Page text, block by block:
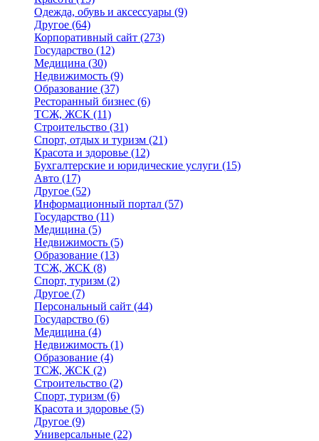
Одежда, обувь и аксессуары (9)
Другое (64)
Корпоративный сайт (273)
Государство (12)
Медицина (30)
Недвижимость (9)
Образование (37)
Ресторанный бизнес (6)
ТСЖ, ЖСК (11)
Строительство (31)
Спорт, отдых и туризм (21)
Красота и здоровье (12)
Бухгалтерские и юридические услуги (15)
Авто (17)
Другое (52)
Информационный портал (57)
Государство (11)
Медицина (5)
Недвижимость (5)
Образование (13)
ТСЖ, ЖСК (8)
Спорт, туризм (2)
Другое (7)
Персональный сайт (44)
Государство (6)
Медицина (4)
Недвижимость (1)
Образование (4)
ТСЖ, ЖСК (2)
Строительство (2)
Спорт, туризм (6)
Красота и здоровье (5)
Другое (9)
Универсальные (22)